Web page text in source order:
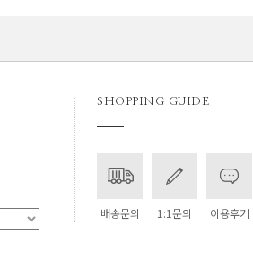
SHOPPING GUIDE
배송문의 1:1문의 이용후기